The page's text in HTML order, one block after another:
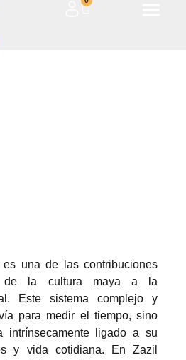
Measuring
una de las contribuciones
de la cultura maya a la
Este sistema complejo y
para medir el tiempo, sino
intrínsecamente ligado a su
y vida cotidiana. En Zazil